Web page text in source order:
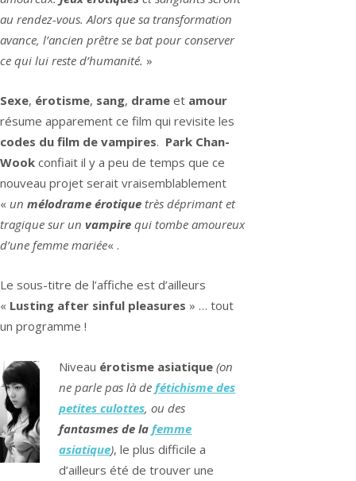
au rendez-vous. Alors que sa transformation
avance, l’ancien prêtre se bat pour conserver
ce qui lui reste d’humanité. »
Sexe, érotisme, sang, drame et amour
résume apparement ce film qui revisite les
codes du film de vampires. Park Chan-
Wook confiait il y a peu de temps que ce
nouveau projet serait vraisemblablement
« un mélodrame érotique très déprimant et
tragique sur un vampire qui tombe amoureux
d’une femme mariée« .
Le sous-titre de l’affiche est d’ailleurs
« Lusting after sinful pleasures » … tout
un programme !
Niveau érotisme asiatique(on
ne parle pas là de fétichisme des
petites culottes, ou des
fantasmes de la femme
asiatique), le plus difficile a
d’ailleurs été de trouver une